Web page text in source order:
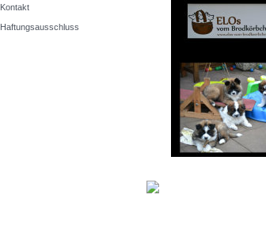
Kontakt
Haftungsausschluss